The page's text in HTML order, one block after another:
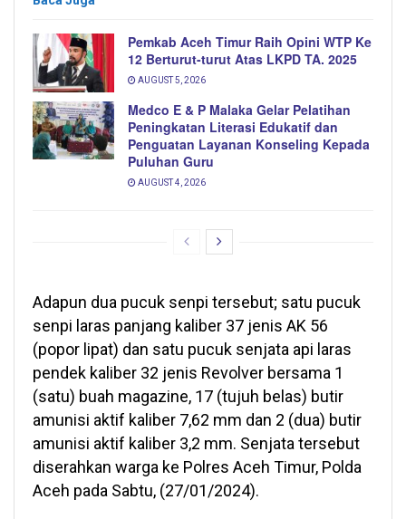
Pemkab Aceh Timur Raih Opini WTP Ke
12 Berturut-turut Atas LKPD TA. 2025
AUGUST 5, 2026
Medco E & P Malaka Gelar Pelatihan
Peningkatan Literasi Edukatif dan
Penguatan Layanan Konseling Kepada
Puluhan Guru
AUGUST 4, 2026
Adapun dua pucuk senpi tersebut; satu pucuk
senpi laras panjang kaliber 37 jenis AK 56
(popor lipat) dan satu pucuk senjata api laras
pendek kaliber 32 jenis Revolver bersama 1
(satu) buah magazine, 17 (tujuh belas) butir
amunisi aktif kaliber 7,62 mm dan 2 (dua) butir
amunisi aktif kaliber 3,2 mm. Senjata tersebut
diserahkan warga ke Polres Aceh Timur, Polda
Aceh pada Sabtu, (27/01/2024).